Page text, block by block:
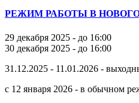
РЕЖИМ РАБОТЫ В
29 декабря 2025 - до 16:00
30 декабря 2025 - до 16:00
31.12.2025 - 11.01.2026 -
с 12 января 2026 - в обычном